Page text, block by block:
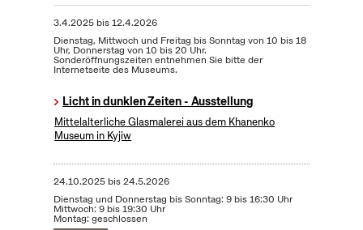
3.4.2025bis12.4.2026
Dienstag, Mittwoch und Freitag bis Sonntag von 10 bis 18
Uhr, Donnerstag von 10 bis 20 Uhr.
Sonderöffnungszeiten entnehmen Sie bitte der
Internetseite des Museums.
Licht in dunklen Zeiten - Ausstellung
Mittelalterliche Glasmalerei aus dem Khanenko
Museum in Kyjiw
24.10.2025bis24.5.2026
Dienstag und Donnerstag bis Sonntag: 9 bis 16:30 Uhr
Mittwoch: 9 bis 19:30 Uhr
Montag: geschlossen